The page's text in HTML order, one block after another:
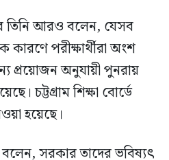
তিনি আরও বলেন, যেসব
কারণে পরীক্ষার্থীরা অংশ
প্রয়োজন অনুযায়ী পুনরায়
চট্টগ্রাম শিক্ষা বোর্ডে
হয়েছে।
বলেন, সরকার তাদের ভবিষ্যৎ